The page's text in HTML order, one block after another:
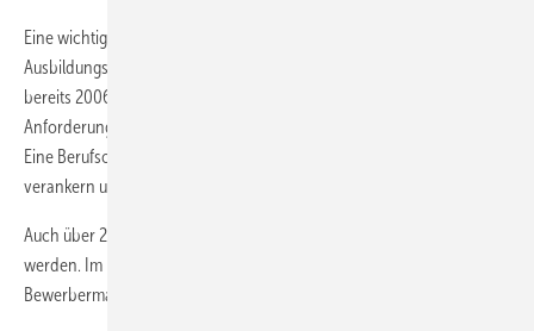
Eine wichtige Rolle bei der Umsetzung des nationalen
Ausbildungspaktes spielt das Thema Ausbildungsreife. In einem
bereits 2006 ausgearbeiteten Kriterienkatalog wird deutlich, welche
Anforderungen an künftige Auszubildende gestellt werden. Das Ziel:
Eine Berufsorientierung an allen allgemein bildenden Schulen zu
verankern und umzusetzen.
Auch über 2010 hinaus soll der Ausbildungspakt weiter entwickelt
werden. Im Fokus steht, die Ausbildungsreife bei zunehmendem
Bewerbermangel zu fördern.